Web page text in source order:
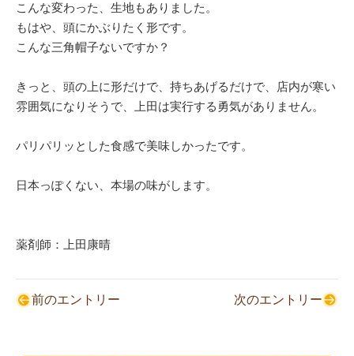
こんな変わった、生地もありました。
もはや、頭にかぶりたく形です。
こんな三角帽子ないですか？
きっと、頭の上に形だけで、持ちあげるだけで、店内が寒い
雰囲気になりそうで、上田は実行する勇気がありません。
パリパリッとした食感で美味しかったです。
日本っぽくない、本場の味がします。
薬剤師：上田康晴
前のエントリー 次のエントリー